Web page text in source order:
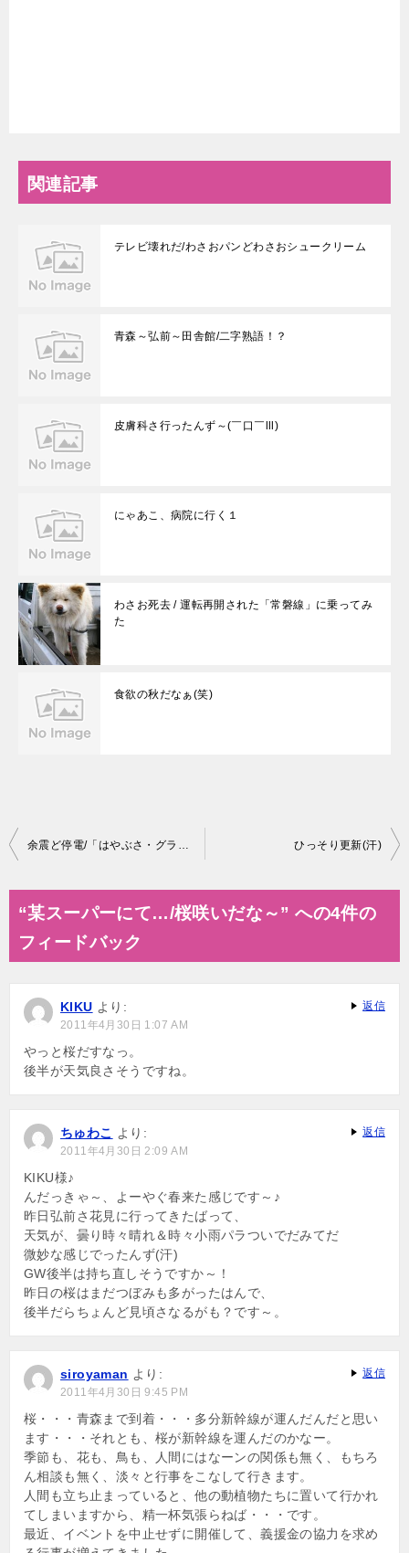
関連記事
テレビ壊れだ/わさおパンどわさおシュークリーム
青森～弘前～田舎館/二字熟語！？
皮膚科さ行ったんず～(￣口￣lll)
にゃあこ、病院に行く１
わさお死去 / 運転再開された「常磐線」に乗ってみ
た
食欲の秋だなぁ(笑)
投
ゲ
シ
ョ
ン
余震ど停電/「はやぶさ・グランクラス」の座席 ひっそり更新(汗)
“某スーパーにて…/桜咲いだな～” への4件の
フィードバック
KIKU より:
2011年4月30日 1:07 AM
やっと桜だすなっ。
後半が天気良さそうですね。
返信
ちゅわこ より:
2011年4月30日 2:09 AM
KIKU様♪
んだっきゃ～、よーやぐ春来た感じです～♪
昨日弘前さ花見に行ってきたばって、
天気が、曇り時々晴れ＆時々小雨パラついでだみてだ
微妙な感じでったんず(汗)
GW後半は持ち直しそうですか～！
昨日の桜はまだつぼみも多がったはんで、
後半だらちょんど見頃さなるがも？です～。
返信
siroyaman より:
2011年4月30日 9:45 PM
桜・・・青森まで到着・・・多分新幹線が運んだんだと思い
ます・・・それとも、桜が新幹線を運んだのかなー。
季節も、花も、鳥も、人間にはなーンの関係も無く、もちろ
ん相談も無く、淡々と行事をこなして行きます。
人間も立ち止まっていると、他の動植物たちに置いて行かれ
てしまいますから、精一杯気張らねば・・・です。
最近、イベントを中止せずに開催して、義援金の協力を求め
返信